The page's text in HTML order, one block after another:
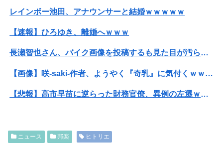
レインボー池田、アナウンサーと結婚ｗｗｗｗｗ
【速報】ひろゆき、離婚へｗｗｗ
長瀬智也さん、バイク画像を投稿するも見た目が汚らしいとネットの女性たちから批判…謝罪
【画像】咲-saki-作者、ようやく『奇乳』に気付くｗｗｗｗ
【悲報】高市早苗に逆らった財務官僚、異例の左遷ｗｗｗｗｗｗｗｗ
ニュース 邦楽 ヒトリエ